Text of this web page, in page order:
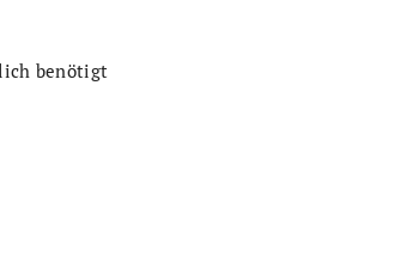
benötigt